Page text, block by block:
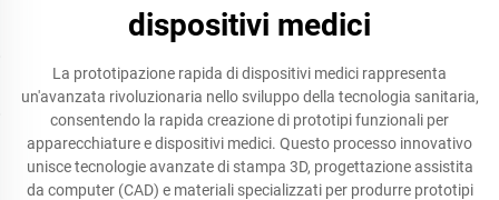
dispositivi medici
La prototipazione rapida di dispositivi medici rappresenta
un'avanzata rivoluzionaria nello sviluppo della tecnologia sanitaria,
consentendo la rapida creazione di prototipi funzionali per
apparecchiature e dispositivi medici. Questo processo innovativo
unisce tecnologie avanzate di stampa 3D, progettazione assistita
da computer (CAD) e materiali specializzati per produrre prototipi